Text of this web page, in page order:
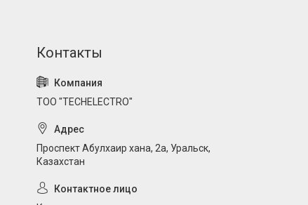
ТОО "TECHELECTRO"
Проспект Абулхаир хана, 2а, Уральск,
Казахстан